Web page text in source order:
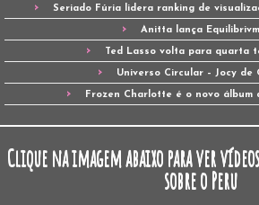
Seriado Fúria lidera ranking de
Anitta lança Equilibrivm
Ted Lasso volta para quarta
Universo Circular – Jocy de
Frozen Charlotte é o novo álbum
Clique na imagem abaixo para ver
sobre o Peru